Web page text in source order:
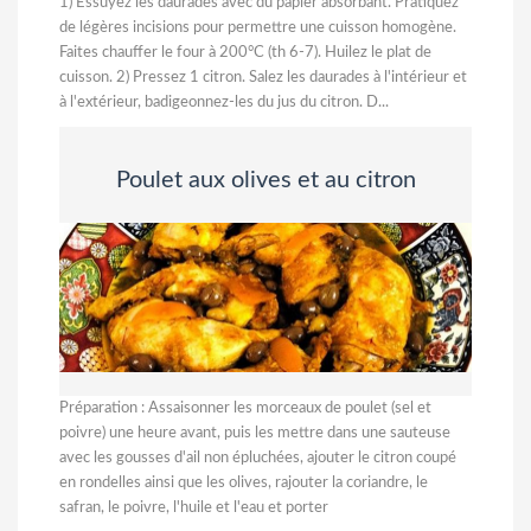
de légères incisions pour permettre une cuisson homogène.
Faites chauffer le four à 200°C (th 6-7). Huilez le plat de
cuisson. 2) Pressez 1 citron. Salez les daurades à l'intérieur et
à l'extérieur, badigeonnez-les du jus du citron. D...
Poulet aux olives et au citron
Préparation : Assaisonner les morceaux de poulet (sel et
poivre) une heure avant, puis les mettre dans une sauteuse
avec les gousses d'ail non épluchées, ajouter le citron coupé
en rondelles ainsi que les olives, rajouter la coriandre, le
safran, le poivre, l'huile et l'eau et porter